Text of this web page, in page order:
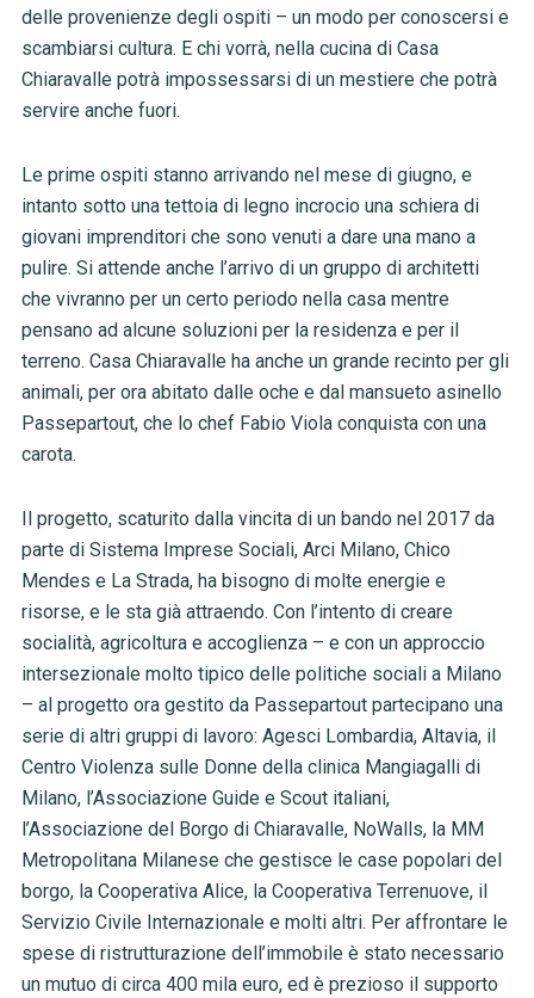
delle provenienze degli ospiti – un modo per conoscersi e
scambiarsi cultura. E chi vorrà, nella cucina di Casa
Chiaravalle potrà impossessarsi di un mestiere che potrà
servire anche fuori.
Le prime ospiti stanno arrivando nel mese di giugno, e
intanto sotto una tettoia di legno incrocio una schiera di
giovani imprenditori che sono venuti a dare una mano a
pulire. Si attende anche l’arrivo di un gruppo di architetti
che vivranno per un certo periodo nella casa mentre
pensano ad alcune soluzioni per la residenza e per il
terreno. Casa Chiaravalle ha anche un grande recinto per gli
animali, per ora abitato dalle oche e dal mansueto asinello
Passepartout, che lo chef Fabio Viola conquista con una
carota.
Il progetto, scaturito dalla vincita di un bando nel 2017 da
parte di Sistema Imprese Sociali, Arci Milano, Chico
Mendes e La Strada, ha bisogno di molte energie e
risorse, e le sta già attraendo. Con l’intento di creare
socialità, agricoltura e accoglienza – e con un approccio
intersezionale molto tipico delle politiche sociali a Milano
– al progetto oragestito da Passepartout partecipano una
serie di altri gruppi di lavoro: Agesci Lombardia, Altavia, il
Centro Violenza sulle Donne della clinica Mangiagalli di
Milano, l’Associazione Guide e Scout italiani,
l’Associazione del Borgo di Chiaravalle, NoWalls, la MM
Metropolitana Milanese che gestisce le case popolari del
borgo, la Cooperativa Alice, la Cooperativa Terrenuove, il
Servizio Civile Internazionale e molti altri. Per affrontare le
spese di ristrutturazione dell’immobile è stato necessario
un mutuo di circa 400 mila euro, ed è prezioso il supporto